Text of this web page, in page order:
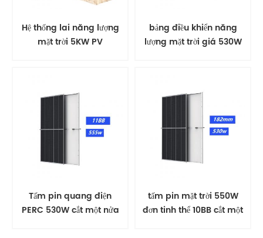
Hệ thống lai năng lượng
mặt trời 5KW PV
bảng điều khiển năng
lượng mặt trời giá 530W
Tấm pin quang điện
PERC 530W cắt một nửa
tấm pin mặt trời 550W
đơn tinh thể 10BB cắt một